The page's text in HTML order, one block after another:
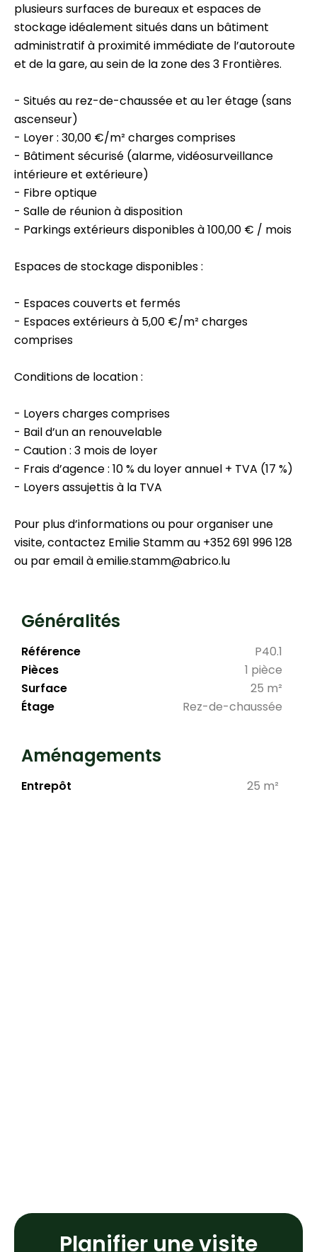
plusieurs surfaces de bureaux et espaces de
stockage idéalement situés dans un bâtiment
administratif à proximité immédiate de l’autoroute
et de la gare, au sein de la zone des 3 Frontières.
- Situés au rez-de-chaussée et au 1er étage (sans
ascenseur)
- Loyer : 30,00 €/m² charges comprises
- Bâtiment sécurisé (alarme, vidéosurveillance
intérieure et extérieure)
- Fibre optique
- Salle de réunion à disposition
- Parkings extérieurs disponibles à 100,00 € / mois
Espaces de stockage disponibles :
- Espaces couverts et fermés
- Espaces extérieurs à 5,00 €/m² charges
comprises
Conditions de location :
- Loyers charges comprises
- Bail d’un an renouvelable
- Caution : 3 mois de loyer
- Frais d’agence : 10 % du loyer annuel + TVA (17 %)
- Loyers assujettis à la TVA
Pour plus d’informations ou pour organiser une
visite, contactez Emilie Stamm au +352 691 996 128
ou par email à emilie.stamm@abrico.lu
Généralités
Référence
P40.1
Pièces
1 pièce
Surface
25 m²
Étage
Rez-de-chaussée
Aménagements
Entrepôt 25 m²
Planifier une visite